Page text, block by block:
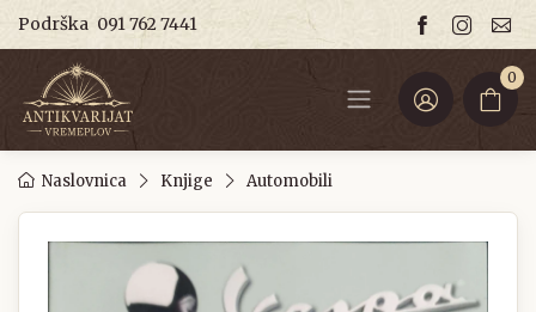
Podrška 091 762 7441
0
Naslovnica Knjige Automobili